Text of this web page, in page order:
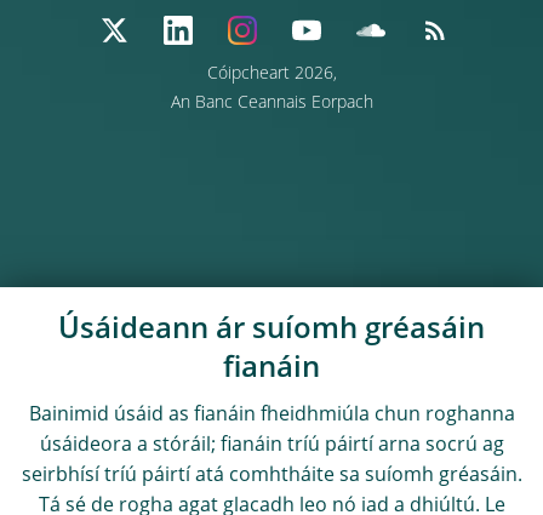
Cóipcheart 2026,
An Banc Ceannais Eorpach
Úsáideann ár suíomh gréasáin
fianáin
Bainimid úsáid as fianáin fheidhmiúla chun roghanna
úsáideora a stóráil; fianáin tríú páirtí arna socrú ag
seirbhísí tríú páirtí atá comhtháite sa suíomh gréasáin.
Tá sé de rogha agat glacadh leo nó iad a dhiúltú. Le